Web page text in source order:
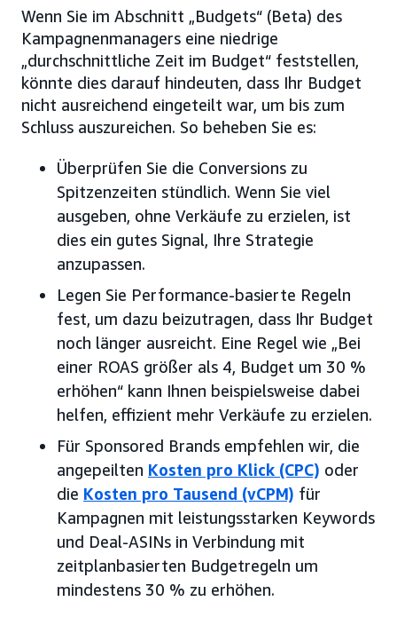
Wenn Sie im Abschnitt „Budgets“ (Beta) des
Kampagnenmanagers eine niedrige
„durchschnittliche Zeit im Budget“ feststellen,
könnte dies darauf hindeuten, dass Ihr Budget
nicht ausreichend eingeteilt war, um bis zum
Schluss auszureichen. So beheben Sie es:
Überprüfen Sie die Conversions zu
Spitzenzeiten stündlich. Wenn Sie viel
ausgeben, ohne Verkäufe zu erzielen, ist
dies ein gutes Signal, Ihre Strategie
anzupassen.
Legen Sie Performance-basierte Regeln
fest, um dazu beizutragen, dass Ihr Budget
noch länger ausreicht. Eine Regel wie „Bei
einer ROAS größer als 4, Budget um 30 %
erhöhen“ kann Ihnen beispielsweise dabei
helfen, effizient mehr Verkäufe zu erzielen.
Für Sponsored Brands empfehlen wir, die
angepeilten Kosten pro Klick (CPC) oder
die Kosten pro Tausend (vCPM) für
Kampagnen mit leistungsstarken Keywords
und Deal-ASINs in Verbindung mit
zeitplanbasierten Budgetregeln um
mindestens 30 % zu erhöhen.